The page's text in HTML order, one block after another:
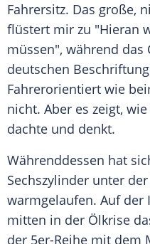
Fahrersitz. Das große,
flüstert mir zu "Hieran
müssen", während das
deutschen
Fahrerorientiert wie
nicht. Aber es zeigt,
dachte und denkt.
Währenddessen hat
Sechszylinder unter
warmgelaufen. Auf der
mitten in der Ölkrise
der 5er-Reihe mit dem